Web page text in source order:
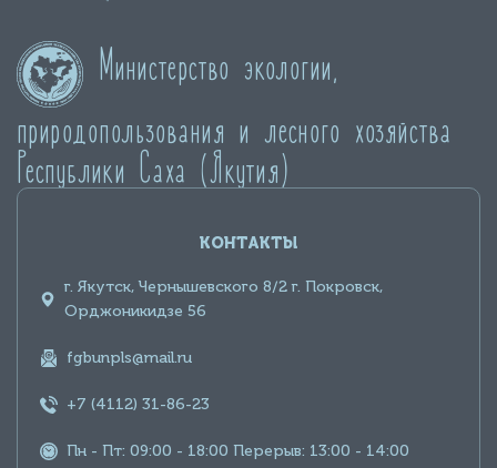
Министерство экологии,
природопользования и лесного хозяйства
Республики Саха (Якутия)
КОНТАКТЫ
г. Якутск, Чернышевского 8/2 г. Покровск,
Орджоникидзе 56
fgbunpls@mail.ru
+7 (4112) 31-86-23
Пн - Пт: 09:00 - 18:00 Перерыв: 13:00 - 14:00